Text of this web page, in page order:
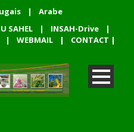
|
Arabe
SAHEL
| INSAH-Drive
|
| WEBMAIL | CONTACT |